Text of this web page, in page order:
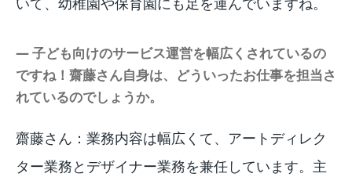
― 子ども向けのサービス運営を幅広くされているの
ですね！齋藤さん自身は、どういったお仕事を担当さ
れているのでしょうか。
齋藤さん：業務内容は幅広くて、アートディレク
ター業務とデザイナー業務を兼任しています。主